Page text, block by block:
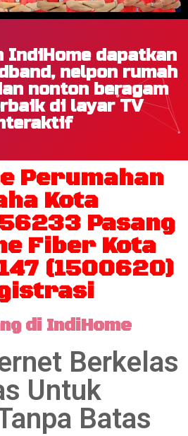
IndiHome dapatkan
nelpon rumah
nonton beragam
di layar TV
Perumahan
Kota
Pasang
Fiber Kota
(1500620)
di IndiHome
Berkelas
Untuk
Batas